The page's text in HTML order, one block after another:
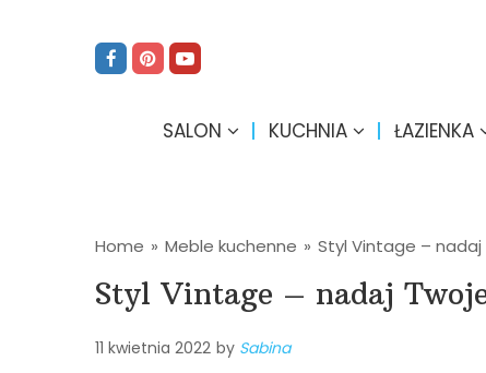
SALON KUCHNIA ŁAZIENKA
Home » Meble kuchenne » Styl Vintage – nadaj
Styl Vintage – nadaj
11 kwietnia 2022 by Sabina